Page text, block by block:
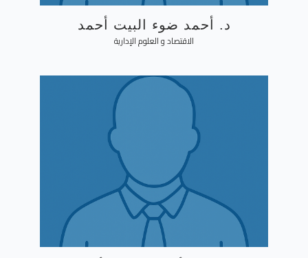
د. أحمد ضوء البيت أحمد
الاقتصاد و العلوم الإدارية